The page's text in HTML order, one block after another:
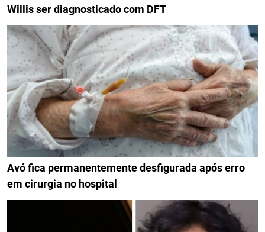
Willis ser diagnosticado com DFT
Avó fica permanentemente desfigurada após erro
em cirurgia no hospital